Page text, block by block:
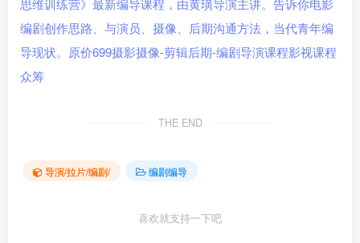
THE END
导演/拉片/编剧/ 编剧编导
喜欢就支持一下吧